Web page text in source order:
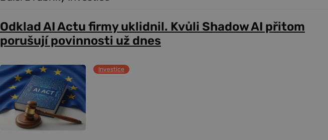
Odklad AI Actu firmy uklidnil. Kvůli Shadow AI přitom
porušují povinnosti už dnes
Investice